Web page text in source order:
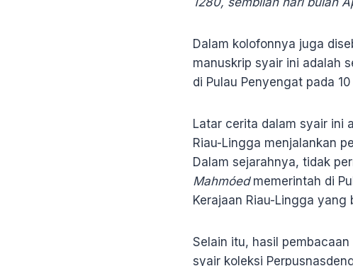
Dalam kolofonnya juga
manuskrip syair ini adalah
di Pulau Penyengat pada
Latar cerita dalam syair ini
Riau-Lingga menjalankan
Dalam sejarahnya, tidak
Mahmóedmemerintah di
Kerajaan Riau-Lingga yang
Selain itu, hasil
syair koleksi